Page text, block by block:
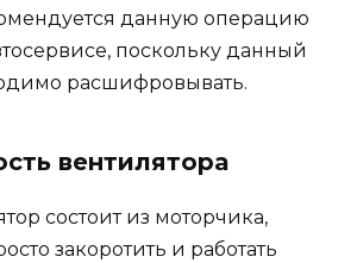
данную операцию
поскольку данный
расшифровывать.
вентилятора
состоит из моторчика,
закоротить и работать